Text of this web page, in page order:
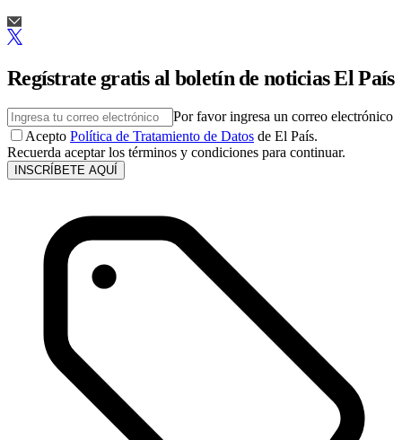
Regístrate gratis al boletín de noticias El País
Por favor ingresa un correo electrónico
Acepto Política de Tratamiento de Datos de El País.
Recuerda aceptar los términos y condiciones para continuar.
INSCRÍBETE AQUÍ